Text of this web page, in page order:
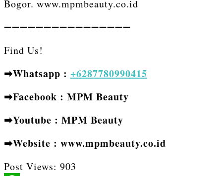
Bogor. www.mpmbeauty.co.id
➖➖➖➖➖➖➖➖➖➖➖➖➖➖➖➖⁣⁣⁣
Find Us!⁣⁣⁣
➡Whatsapp : +6287780990415
➡Facebook : MPM Beauty
➡Youtube : MPM Beauty
➡Website : www.mpmbeauty.co.id
Post Views: 903